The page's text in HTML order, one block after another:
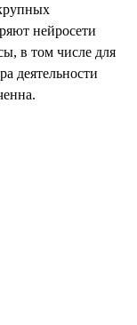
нейросети
в том числе для
деятельности